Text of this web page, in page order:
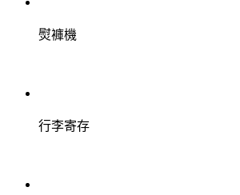
熨褲機
行李寄存